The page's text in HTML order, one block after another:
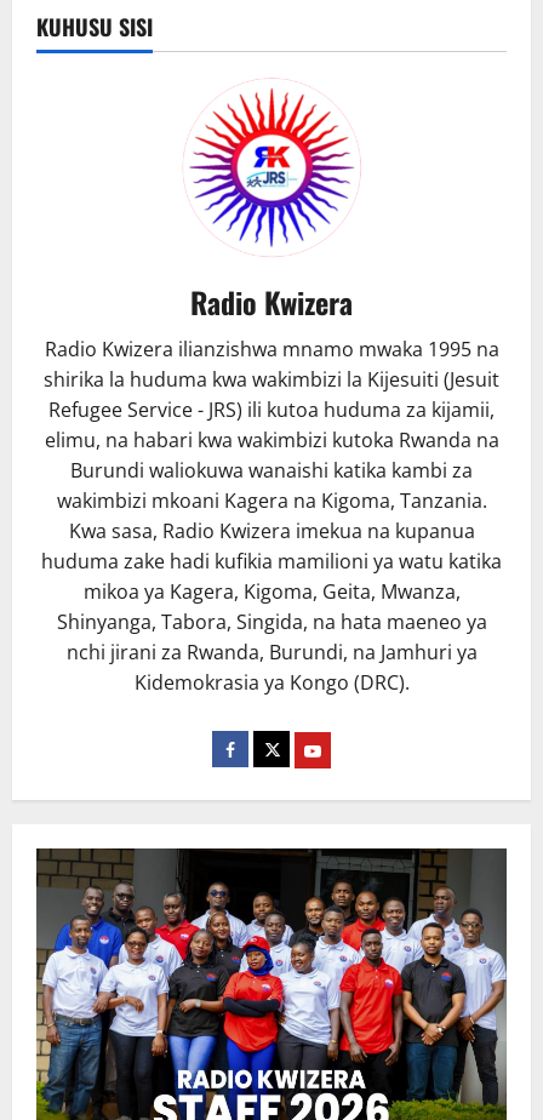
KUFUKUZWA
KAZI
AAGIZA
NCHEMBA.
KUHUSU SISI
Radio Kwizera
Radio Kwizera ilianzishwa mnamo mwaka 1995 na
shirika la huduma kwa wakimbizi la Kijesuiti (Jesuit
Refugee Service - JRS) ili kutoa huduma za kijamii,
elimu, na habari kwa wakimbizi kutoka Rwanda na
Burundi waliokuwa wanaishi katika kambi za
wakimbizi mkoani Kagera na Kigoma, Tanzania.
Kwa sasa, Radio Kwizera imekua na kupanua
huduma zake hadi kufikia mamilioni ya watu katika
mikoa ya Kagera, Kigoma, Geita, Mwanza,
Shinyanga, Tabora, Singida, na hata maeneo ya
nchi jirani za Rwanda, Burundi, na Jamhuri ya
Kidemokrasia ya Kongo (DRC).